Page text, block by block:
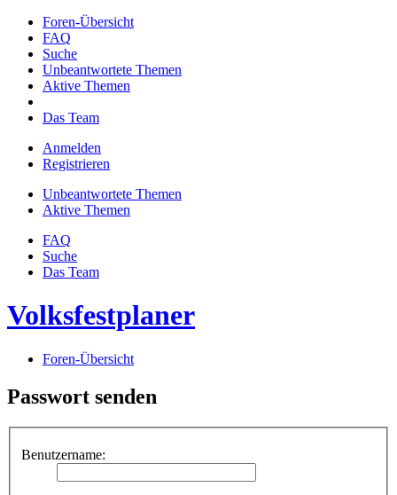
Foren-Übersicht
FAQ
Suche
Unbeantwortete Themen
Aktive Themen
Das Team
Anmelden
Registrieren
Unbeantwortete Themen
Aktive Themen
FAQ
Suche
Das Team
Volksfestplaner
Foren-Übersicht
Passwort senden
Benutzername: